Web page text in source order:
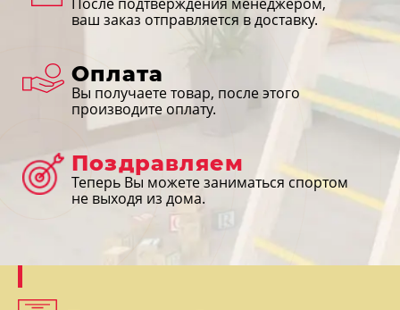
После подтверждения менеджером,
ваш заказ отправляется в доставку.
Оплата
Вы получаете товар, после этого
производите оплату.
Поздравляем
Теперь Вы можете заниматься спортом
не выходя из дома.